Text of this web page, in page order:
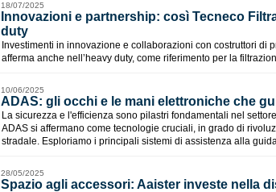
18/07/2025
Innovazioni e partnership: così Tecneco
duty
Investimenti in innovazione e collaborazioni con costruttori di
afferma anche nell’heavy duty, come riferimento per la
10/06/2025
ADAS: gli occhi e le mani elettroniche che
La sicurezza e l'efficienza sono pilastri fondamentali nel
ADAS si affermano come tecnologie cruciali, in grado di
stradale. Esploriamo i principali sistemi di assistenza alla
28/05/2025
Spazio agli accessori: Aaister investe nella